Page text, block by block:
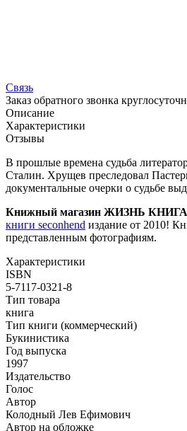
Связь
Заказ обратного звонка
Описание
Характеристики
Отзывы
В прошлые времена судьба
Сталин. Хрущев преследовал
документальные очерки о судьбе
Книжный магазин ЖИЗНЬ
книги seconhend издание от 2010!
представленным фотографиям.
Характеристики
ISBN
5-7117-0321-8
Тип товара
книга
Тип книги (коммерческий)
Букинистика
Год выпуска
1997
Издательство
Голос
Автор
Колодный Лев Ефимович
Автор на обложке